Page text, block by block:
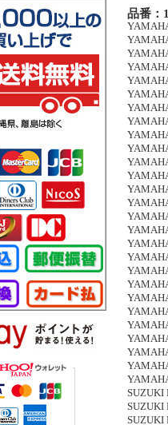
品番：
SUZUKI
SUZUKI
SUZUKI